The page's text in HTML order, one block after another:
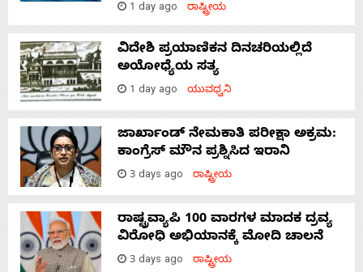
1 day ago ರಾಷ್ಟ್ರೀಯ
ವಿದೇಶಿ ಪ್ರಯಾಣಿಕನ ದಿನಚರಿಯಲ್ಲಿದೆ
ಅಯೋಧ್ಯೆಯ ಸತ್ಯ
1 day ago ಯುವಧ್ವನಿ
ಜಾರ್ಖಾಂಡ್‌ ನೇಮಕಾತಿ ಪರೀಕ್ಷಾ ಅಕ್ರಮ:
ಕಾಂಗ್ರೆಸ್‌ ಮೌನ ಪ್ರಶ್ನಿಸಿದ ಇರಾನಿ
3 days ago ರಾಷ್ಟ್ರೀಯ
ರಾಷ್ಟ್ರವ್ಯಾಪಿ 100 ವಾರಗಳ ಮಾದಕ ದ್ರವ್ಯ
ವಿರೋಧಿ ಅಭಿಯಾನಕ್ಕೆ ಮೋದಿ ಚಾಲನೆ
3 days ago ರಾಷ್ಟ್ರೀಯ